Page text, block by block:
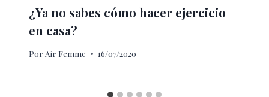
¿Ya no sabes cómo hacer ejercicio
en casa?
Por Air Femme 16/07/2020